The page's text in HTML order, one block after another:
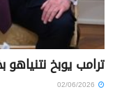
ترامب يوبخ